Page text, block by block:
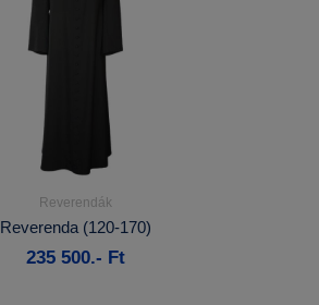
Kosárba
Reverendák
Reverenda (120-170)
235 500.- Ft